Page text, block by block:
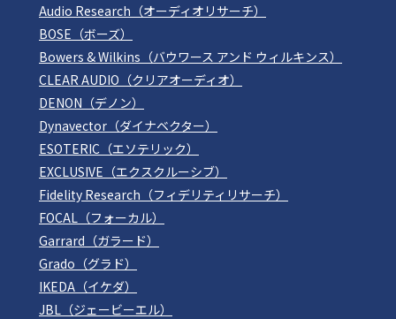
Audio Research（オーディオリサーチ）
BOSE（ボーズ）
Bowers & Wilkins（バウワース アンド ウィルキンス）
CLEAR AUDIO（クリアオーディオ）
DENON（デノン）
Dynavector（ダイナベクター）
ESOTERIC（エソテリック）
EXCLUSIVE（エクスクルーシブ）
Fidelity Research（フィデリティリサーチ）
FOCAL（フォーカル）
Garrard（ガラード）
Grado（グラド）
IKEDA（イケダ）
JBL（ジェービーエル）